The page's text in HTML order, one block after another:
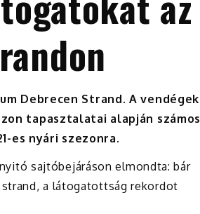
Debrecen Strand. A vendégek
tapasztalatai alapján számos
es nyári szezonra.
sajtóbejáráson elmondta: bár
a látogatottság rekordot